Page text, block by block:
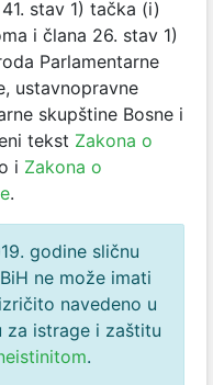
stav 1) tačka (i)
i člana 26. stav 1)
Parlamentarne
ustavnopravne
skupštine Bosne i
tekst Zakona o
i Zakona o
.
godine sličnu
ne može imati
navedeno u
za istrage i zaštitu
.